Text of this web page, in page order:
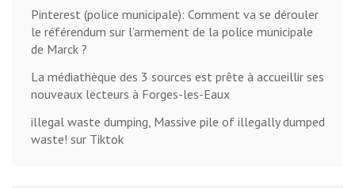
Pinterest (police municipale): Comment va se dérouler
le référendum sur l’armement de la police municipale
de Marck ?
La médiathèque des 3 sources est prête à accueillir ses
nouveaux lecteurs à Forges-les-Eaux
illegal waste dumping, Massive pile of illegally dumped
waste! sur Tiktok